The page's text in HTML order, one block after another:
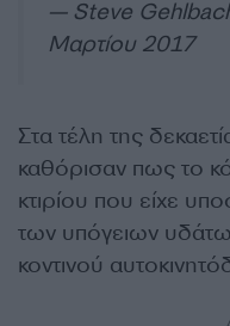
— Steve
Μαρτίου 2017
Στα τέλη της
καθόρισαν πως το
κτιρίου που είχε
των υπόγειων
κοντινού